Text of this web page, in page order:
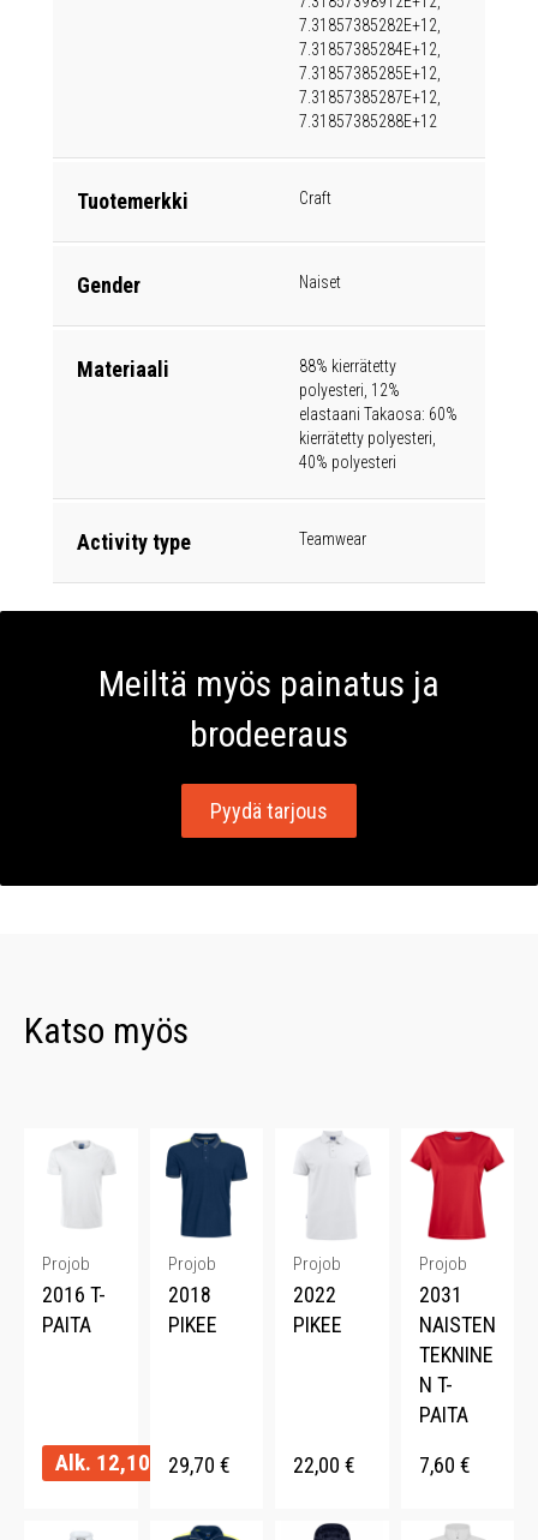
7.31857385282E+12,
7.31857385284E+12,
7.31857385285E+12,
7.31857385287E+12,
7.31857385288E+12
Tuotemerkki Craft
Gender Naiset
Materiaali
88% kierrätetty
polyesteri, 12%
elastaani Takaosa: 60%
kierrätetty polyesteri,
40% polyesteri
Activity type Teamwear
Meiltä myös painatus ja
brodeeraus
Pyydä tarjous
Katso myös
Projob
2016 T-
PAITA
Alk. 12,10
Projob
2018
PIKEE
29,70 €
Projob
2022
PIKEE
22,00 €
Projob
2031
NAISTEN
TEKNINE
N T-
PAITA
7,60 €